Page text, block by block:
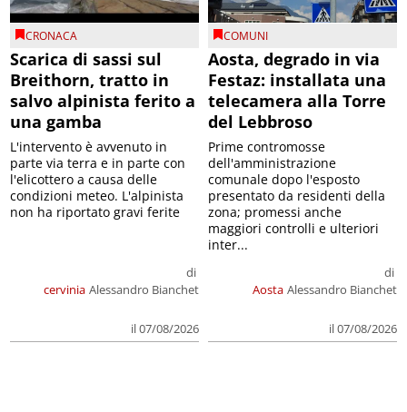
CRONACA
Scarica di sassi sul
Breithorn, tratto in
salvo alpinista ferito a
una gamba
cervinia
di
Alessandro Bianchet
il 07/08/2026
L'intervento è avvenuto in
parte via terra e in parte con
l'elicottero a causa delle
condizioni meteo. L'alpinista
non ha riportato gravi ferite
COMUNI
Aosta, degrado in via
Festaz: installata una
telecamera alla Torre
del Lebbroso
Aosta
di
Alessandro Bianchet
il 07/08/2026
Prime contromosse
dell'amministrazione
comunale dopo l'esposto
presentato da residenti della
zona; promessi anche
maggiori controlli e ulteriori
inter...